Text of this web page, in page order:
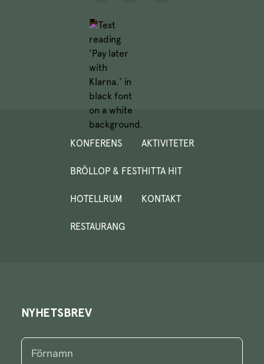
KONFERENS
BRÖLLOP & FEST
HOTELLRUM
RESTAURANG
AKTIVITETER
HITTA HIT
KONTAKT
NYHETSBREV